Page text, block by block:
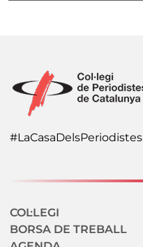
#LaCasaDelsPeriodistes
Navegació
COL·LEGI
BORSA DE TREBALL